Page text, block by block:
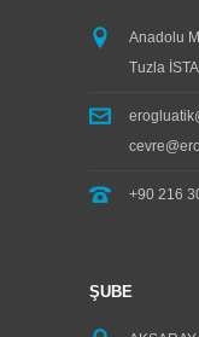
Anadolu
Tuzla
+90 216
ŞUBE